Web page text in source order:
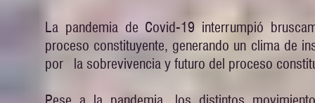
La pandemia de Covid-19 interrumpió
proceso constituyente, generando un clima de
por la sobrevivencia y futuro del proceso